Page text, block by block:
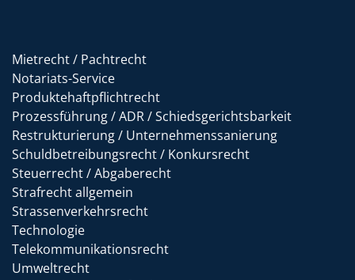
Mietrecht / Pachtrecht
Notariats-Service
Produktehaftpflichtrecht
Prozessführung / ADR / Schiedsgerichtsbarkeit
Restrukturierung / Unternehmenssanierung
Schuldbetreibungsrecht / Konkursrecht
Steuerrecht / Abgaberecht
Strafrecht allgemein
Strassenverkehrsrecht
Technologie
Telekommunikationsrecht
Umweltrecht